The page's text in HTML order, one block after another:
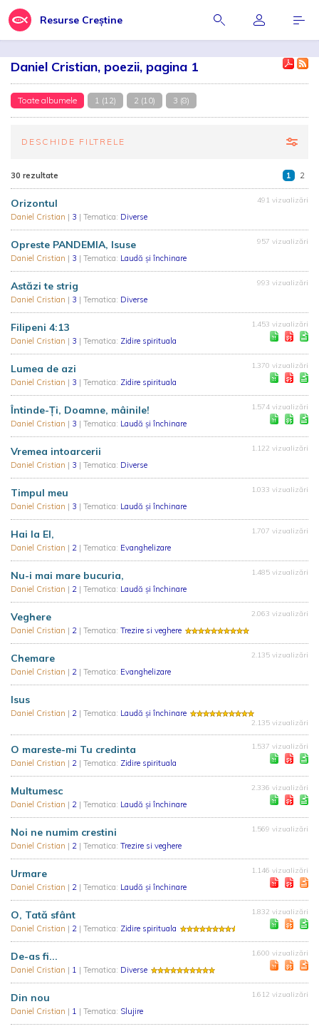
Resurse Creștine
Daniel Cristian, poezii, pagina 1
Toate albumele 1 (12) 2 (10) 3 (8)
DESCHIDE FILTRELE
30 rezultate 1 2
Orizontul
Daniel Cristian | 3 | Tematica: Diverse
491 vizualizări
Opreste PANDEMIA, Isuse
Daniel Cristian | 3 | Tematica: Laudă și închinare
957 vizualizări
Astăzi te strig
Daniel Cristian | 3 | Tematica: Diverse
993 vizualizări
Filipeni 4:13
Daniel Cristian | 3 | Tematica: Zidire spirituala
1.453 vizualizări
Lumea de azi
Daniel Cristian | 3 | Tematica: Zidire spirituala
1.370 vizualizări
Întinde-Ți, Doamne, mâinile!
Daniel Cristian | 3 | Tematica: Laudă și închinare
1.574 vizualizări
Vremea intoarcerii
Daniel Cristian | 3 | Tematica: Diverse
1.122 vizualizări
Timpul meu
Daniel Cristian | 3 | Tematica: Laudă și închinare
1.033 vizualizări
Hai la El,
Daniel Cristian | 2 | Tematica: Evanghelizare
1.707 vizualizări
Nu-i mai mare bucuria,
Daniel Cristian | 2 | Tematica: Laudă și închinare
1.485 vizualizări
Veghere
Daniel Cristian | 2 | Tematica: Trezire si veghere
2.063 vizualizări
Chemare
Daniel Cristian | 2 | Tematica: Evanghelizare
2.135 vizualizări
Isus
Daniel Cristian | 2 | Tematica: Laudă și închinare
2.135 vizualizări
O mareste-mi Tu credinta
Daniel Cristian | 2 | Tematica: Zidire spirituala
1.537 vizualizări
Multumesc
Daniel Cristian | 2 | Tematica: Laudă și închinare
2.336 vizualizări
Noi ne numim crestini
Daniel Cristian | 2 | Tematica: Trezire si veghere
1.569 vizualizări
Urmare
Daniel Cristian | 2 | Tematica: Laudă și închinare
1.146 vizualizări
O, Tată sfânt
Daniel Cristian | 2 | Tematica: Zidire spirituala
1.832 vizualizări
De-as fi...
Daniel Cristian | 1 | Tematica: Diverse
1.600 vizualizări
Din nou
Daniel Cristian | 1 | Tematica: Slujire
1.612 vizualizări